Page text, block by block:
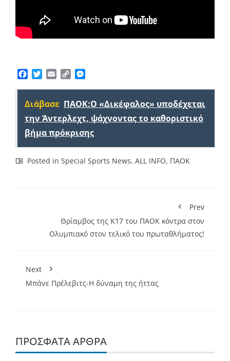
Facebook
TwitterEmailCopy
Διάβασε ΠΑΟΚ:Ο «Δικέφαλος» υποδέχεται
την Άντερλεχτ, ψάχνοντας το καθοριστικό
βήμα πρόκρισης
Posted in Special Sports News, ALL INFO, ΠΑΟΚ
Prev
Θρίαμβος της Κ17 του ΠΑΟΚ κόντρα στον
Ολυμπιακό στον τελικό του πρωταθλήματος!
Next
Μπάνε Πρέλεβιτς-Η δύναμη της ήττας
ΠΡΌΣΦΑΤΑ ΆΡΘΡΑ